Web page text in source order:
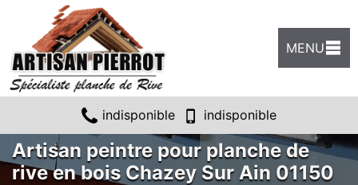
MENU
indisponible indisponible
Artisan peintre pour planche de
rive en bois Chazey Sur Ain 01150